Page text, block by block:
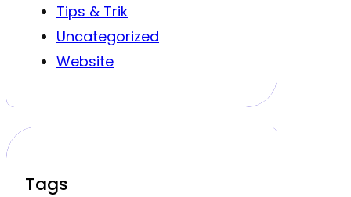
Tips & Trik
Uncategorized
Website
Tags